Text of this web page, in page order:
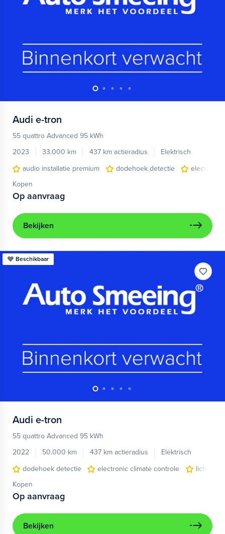
Audi e-tron
55 quattro Advanced 95 kWh
2023
33.000 km 437 km actieradius
Elektrisch
audio installatie premium
dodehoek detectie
electronic
Kopen
Op aanvraag
Bekijken
Beschikbaar
Audi e-tron
55 quattro Advanced 95 kWh
2022
50.000 km 437 km actieradius
Elektrisch
dodehoek detectie
electronic climate controle
Kopen
Op aanvraag
Bekijken